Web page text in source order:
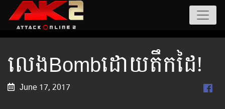
លេងBombដោយតឹកដៃ!
June 17, 2017